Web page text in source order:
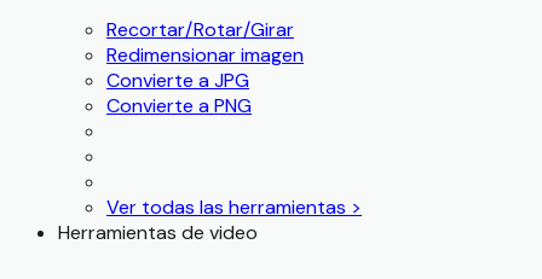
Recortar/Rotar/Girar
Redimensionar imagen
Convierte a JPG
Convierte a PNG
Ver todas las herramientas >
Herramientas de video